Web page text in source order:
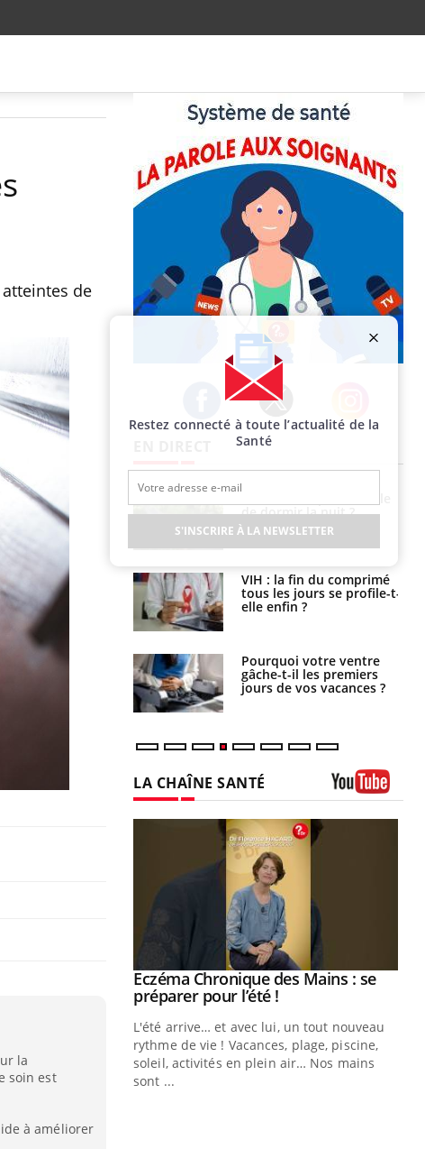
de
la
soin est
à améliorer
Facebook Twitter Instagram
dengue,
Nile : que se passe-
le sud de la
?
GLP-1
ils aussi les os
: ce qui
de dormir la nuit ?
VIH : la fin du comprimé
tous les jours se profile-t-
elle enfin ?
Pourquoi votre ventre
gâche-t-il les premiers
jours de vos vacances ?
LA CHAÎNE SANTÉ
chez les soignants.
Youtube
Eczéma Chronique des Mains : se
préparer pour l’été !Youtube
L'été arrive… et avec lui, un tout nouveau
rythme de vie ! Vacances, plage, piscine,
soleil, activités en plein air… Nos mains
sont ...
Restez connecté à toute l’actualité de la
Santé
S'INSCRIRE À LA NEWSLETTER